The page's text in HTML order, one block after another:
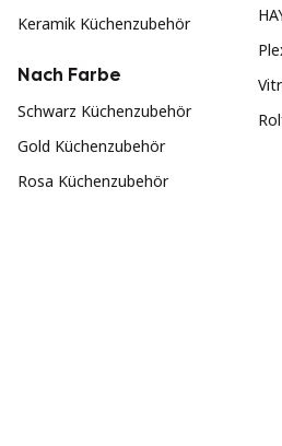
Keramik Küchenzubehör
Nach Farbe
Schwarz Küchenzubehör
Gold Küchenzubehör
Rosa Küchenzubehör